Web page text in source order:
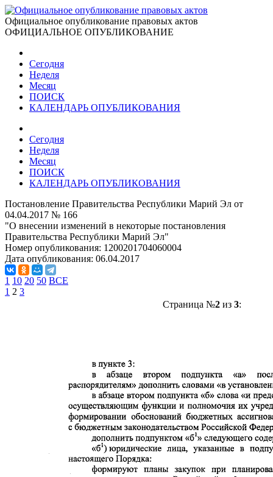
Официальное опубликование правовых актов
ОФИЦИАЛЬНОЕ ОПУБЛИКОВАНИЕ
Сегодня
Неделя
Месяц
ПОИСК
КАЛЕНДАРЬ ОПУБЛИКОВАНИЯ
Сегодня
Неделя
Месяц
ПОИСК
КАЛЕНДАРЬ ОПУБЛИКОВАНИЯ
Постановление Правительства Республики Марий Эл от
04.04.2017 № 166
"О внесении изменений в некоторые постановления
Правительства Республики Марий Эл"
Номер опубликования: 1200201704060004
Дата опубликования: 06.04.2017
1 10 20 50 ВСЕ
1 2 3
Страница №2из 3: